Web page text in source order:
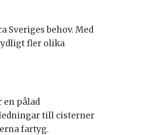
behov. Med
fler olika
en pålad
till cisterner
fartyg.